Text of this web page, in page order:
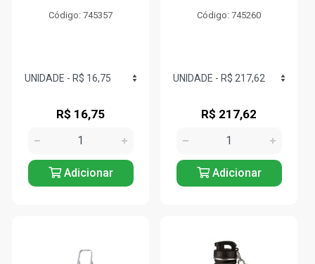
Código: 745357
R$ 16,75
Adicionar
Código: 745260
R$ 217,62
Adicionar